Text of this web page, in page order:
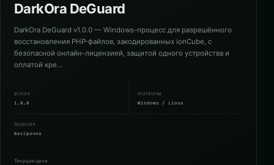
DarkOra DeGuard
DarkOra DeGuard v1.0.0 — Windows-процесс для разрешённого
восстановления PHP-файлов, закодированных ionCube, с
безопасной онлайн-лицензией, защитой одного устройства и
оплатой кре…
ВЕРСИЯ
1.0.0
ПЛАТФОРМА
Windows / Linux
ЛИЦЕНЗИЯ
Бессрочно
Текущая цена